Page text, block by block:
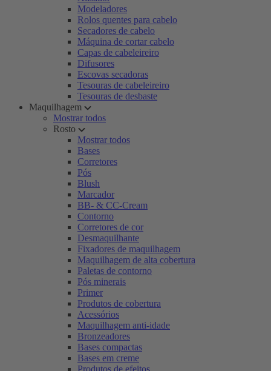
Modeladores
Rolos quentes para cabelo
Secadores de cabelo
Máquina de cortar cabelo
Capas de cabeleireiro
Difusores
Escovas secadoras
Tesouras de cabeleireiro
Tesouras de desbaste
Maquilhagem
Mostrar todos
Rosto
Mostrar todos
Bases
Corretores
Pós
Blush
Marcador
BB- & CC-Cream
Contorno
Corretores de cor
Desmaquilhante
Fixadores de maquilhagem
Maquilhagem de alta cobertura
Paletas de contorno
Pós minerais
Primer
Produtos de cobertura
Acessórios
Maquilhagem anti-idade
Bronzeadores
Bases compactas
Bases em creme
Produtos de efeitos